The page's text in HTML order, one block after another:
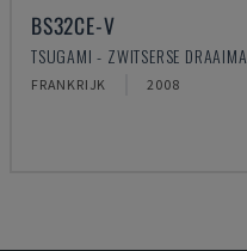
BS32CE-V
TSUGAMI - ZWITSERSE
FRANKRIJK 2008